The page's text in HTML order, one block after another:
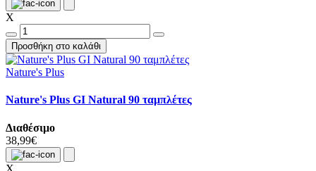
X
Προσθήκη στο καλάθι
Nature's Plus
Nature's Plus GI Natural 90 ταμπλέτες
Διαθέσιμο
38,99€
X